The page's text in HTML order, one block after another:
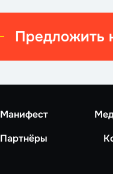
Предложить
Манифест
Партнёры